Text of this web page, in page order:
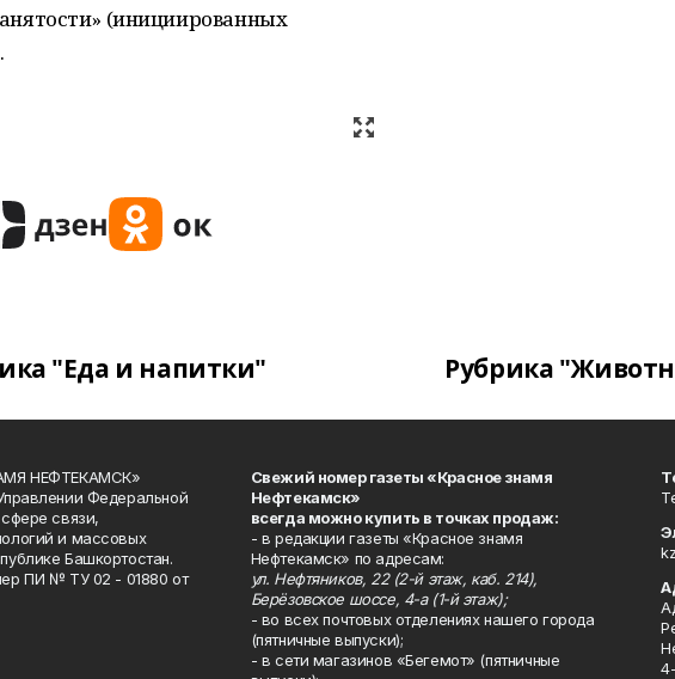
(инициированных
"Еда и напитки" Рубрика
НЕФТЕКАМСК»
Федеральной
связи,
и массовых
Башкортостан.
ПИ № ТУ 02 - 01880 от
Свежий номер газеты «Красное знамя
Нефтекамск»
всегда можно купить в точках продаж:
- в редакции газеты «Красное знамя
Нефтекамск» по адресам:
ул. Нефтяников, 22 (2-й этаж, каб. 214),
Берёзовское шоссе, 4-а (1-й этаж);
- во всех почтовых отделениях нашего города
(пятничные выпуски);
- в сети магазинов «Бегемот» (пятничные